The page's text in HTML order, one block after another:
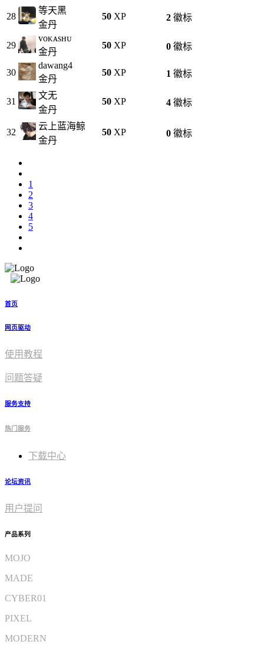
28
等天黑
金丹
50 XP 2 徽标
29
ᴠᴏᴋᴀsʜᴜ
金丹
50 XP 0 徽标
30
dawang4
金丹
50 XP 1 徽标
31
文无
金丹
50 XP 4 徽标
32
云上蓝海鲸
金丹
50 XP 0 徽标
1
2
3
4
5
首页
网页驱动
使用教程​
问题答疑
服务支持
热门服务
下载中心
论坛资讯
用户提问
产品系列
MOJO
MADE
CYBER01
PIXEL
MODERN